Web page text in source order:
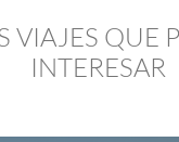
VIAJES QUE
INTERESAR